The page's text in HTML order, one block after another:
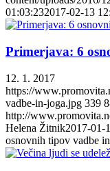
01:03:232017-02-13
Primerjava: 6
12. 1. 2017
https://
vadbe-in-joga.jpg 339
http://
Helena Žitnik2017-01-
osnovnih tipov vadbe